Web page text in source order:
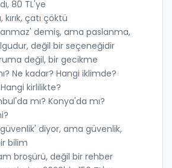
80 TL'ye
kırık, çatı çöktü
demiş, ama paslanma,
değil bir seçeneğidir
değil, bir gecikme
Ne kadar? Hangi iklimde?
kirlilikte?
mı? Konya'da mı?
diyor, ama güvenlik,
bilim
broşürü, değil bir rehber